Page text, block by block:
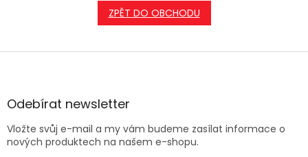
ZPĚT DO OBCHODU
Z
aOdebírat newsletter
Vložte svůj e-mail a my vám budeme zasílat informace o
nových produktech na našem e-shopu.